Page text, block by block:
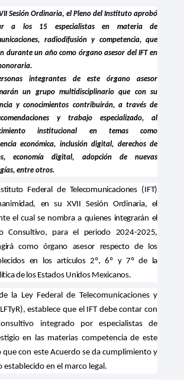
Sesión Ordinaria, el Pleno del Instituto aprobó
a los 15 especialistas en materia de
radiodifusión y competencia, que
durante un año como órgano asesor del IFT en
integrantes de este órgano asesor
un grupo multidisciplinario que con su
y conocimientos contribuirán, a través de
y trabajo especializado, al
institucional en temas como
económica, inclusión digital, derechos de
economía digital, adopción de nuevas
entre otros.
Federal de Telecomunicaciones (IFT)
en su XVII Sesión Ordinaria, el
el cual se nombra a quienes integrarán el
Consultivo, para el periodo 2024-2025,
como órgano asesor respecto de los
en los artículos 2º, 6º y 7º de la
de los Estados Unidos Mexicanos.
la Ley Federal de Telecomunicaciones y
establece que el IFT debe contar con
integrado por especialistas de
en las materias competencia de este
con este Acuerdo se da cumplimiento y
establecido en el marco legal.